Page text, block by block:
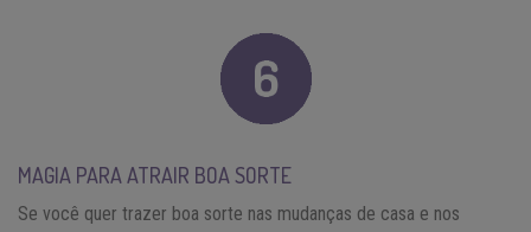
MAGIA PARA ATRAIR BOA SORTE
Se você quer trazer boa sorte nas mudanças de casa e nos